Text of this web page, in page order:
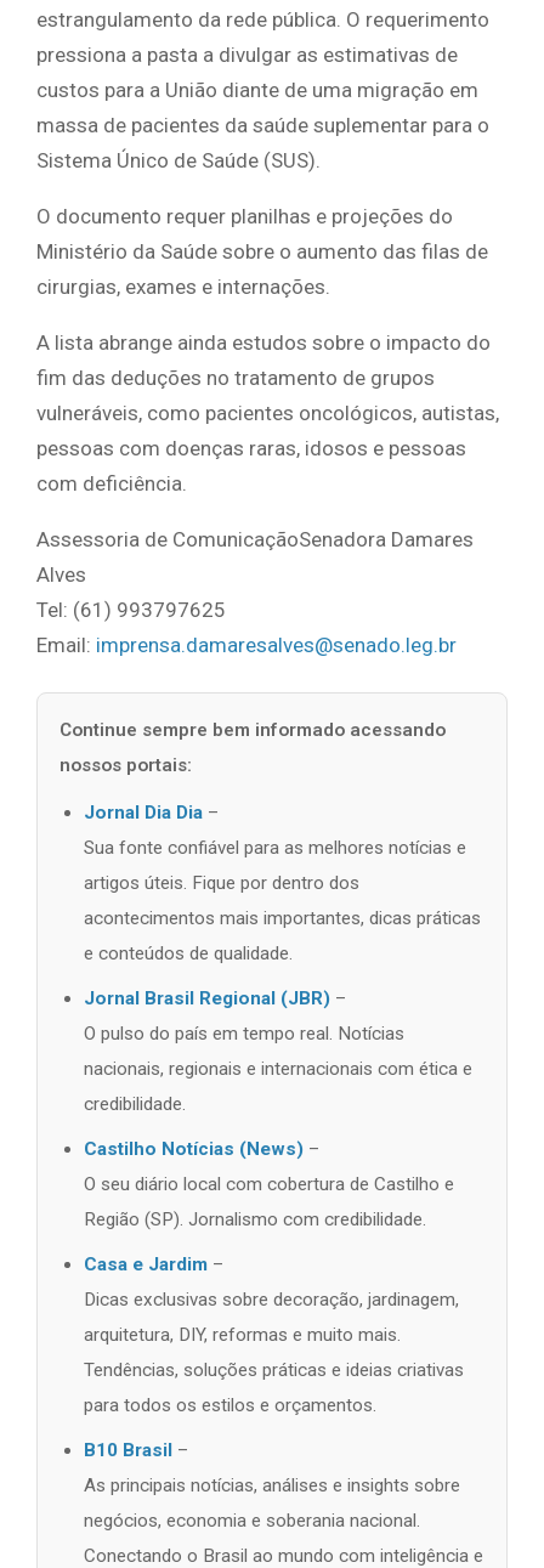
estrangulamento da rede pública. O requerimento
pressiona a pasta a divulgar as estimativas de
custos para a União diante de uma migração em
massa de pacientes da saúde suplementar para o
Sistema Único de Saúde (SUS).
O documento requer planilhas e projeções do
Ministério da Saúde sobre o aumento das filas de
cirurgias, exames e internações.
A lista abrange ainda estudos sobre o impacto do
fim das deduções no tratamento de grupos
vulneráveis, como pacientes oncológicos, autistas,
pessoas com doenças raras, idosos e pessoas
com deficiência.
Assessoria de ComunicaçãoSenadora Damares
Alves
Tel: (61) 993797625
Email: imprensa.damaresalves@senado.leg.br
Continue sempre bem informado acessando
nossos portais:
Jornal Dia Dia –
Sua fonte confiável para as melhores notícias e
artigos úteis. Fique por dentro dos
acontecimentos mais importantes, dicas práticas
e conteúdos de qualidade.
Jornal Brasil Regional (JBR) –
O pulso do país em tempo real. Notícias
nacionais, regionais e internacionais com ética e
credibilidade.
Castilho Notícias (News) –
O seu diário local com cobertura de Castilho e
Região (SP). Jornalismo com credibilidade.
Casa e Jardim –
Dicas exclusivas sobre decoração, jardinagem,
arquitetura, DIY, reformas e muito mais.
Tendências, soluções práticas e ideias criativas
para todos os estilos e orçamentos.
B10 Brasil –
As principais notícias, análises e insights sobre
negócios, economia e soberania nacional.
Conectando o Brasil ao mundo com inteligência e